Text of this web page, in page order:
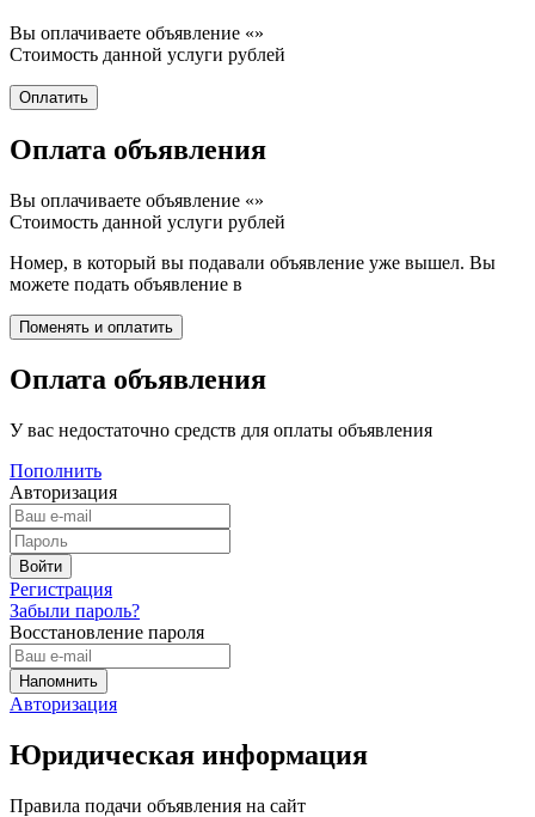
Вы оплачиваете объявление «»
Стоимость данной услуги рублей
Оплата объявления
Вы оплачиваете объявление «»
Стоимость данной услуги рублей
Номер, в который вы подавали объявление уже вышел. Вы
можете подать объявление в
Оплата объявления
У вас недостаточно средств для оплаты объявления
Пополнить
Авторизация
Регистрация
Забыли пароль?
Восстановление пароля
Авторизация
Юридическая информация
Правила подачи объявления на сайт